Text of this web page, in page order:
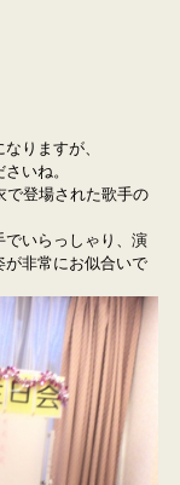
りますが、
いね。
で登場された歌手の
いらっしゃり、演
非常にお似合いで